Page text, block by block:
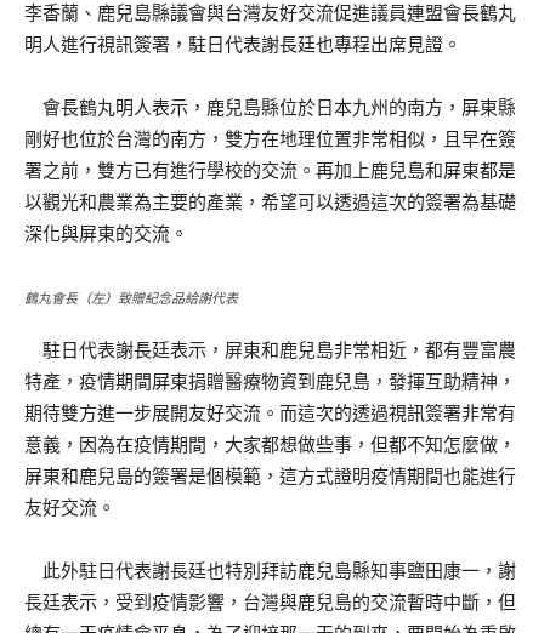
李香蘭、鹿兒島縣議會與台灣友好交流促進議員連盟會長鶴丸
明人進行視訊簽署，駐日代表謝長廷也專程出席見證。
會長鶴丸明人表示，鹿兒島縣位於日本九州的南方，屏東縣
剛好也位於台灣的南方，雙方在地理位置非常相似，且早在簽
署之前，雙方已有進行學校的交流。再加上鹿兒島和屏東都是
以觀光和農業為主要的產業，希望可以透過這次的簽署為基礎
深化與屏東的交流。
鶴丸會長（左）致贈紀念品給謝代表
駐日代表謝長廷表示，屏東和鹿兒島非常相近，都有豐富農
特產，疫情期間屏東捐贈醫療物資到鹿兒島，發揮互助精神，
期待雙方進一步展開友好交流。而這次的透過視訊簽署非常有
意義，因為在疫情期間，大家都想做些事，但都不知怎麼做，
屏東和鹿兒島的簽署是個模範，這方式證明疫情期間也能進行
友好交流。
此外駐日代表謝長廷也特別拜訪鹿兒島縣知事鹽田康一，謝
長廷表示，受到疫情影響，台灣與鹿兒島的交流暫時中斷，但